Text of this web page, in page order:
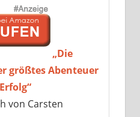
„Die
größtes Abenteuer
von Carsten